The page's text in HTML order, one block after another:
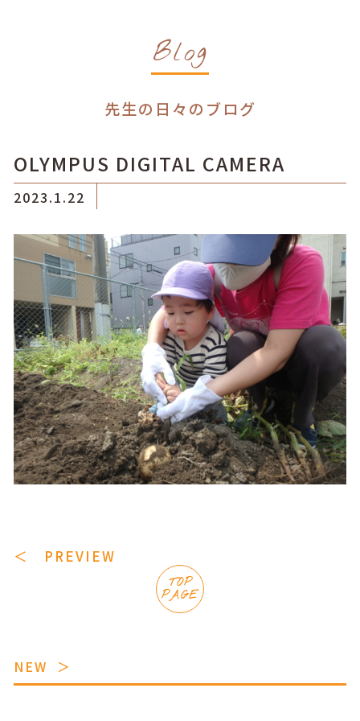
Blog
先生の日々のブログ
OLYMPUS DIGITAL CAMERA
2023.1.22
＜ PREVIEW
TOP
PAGE
NEW